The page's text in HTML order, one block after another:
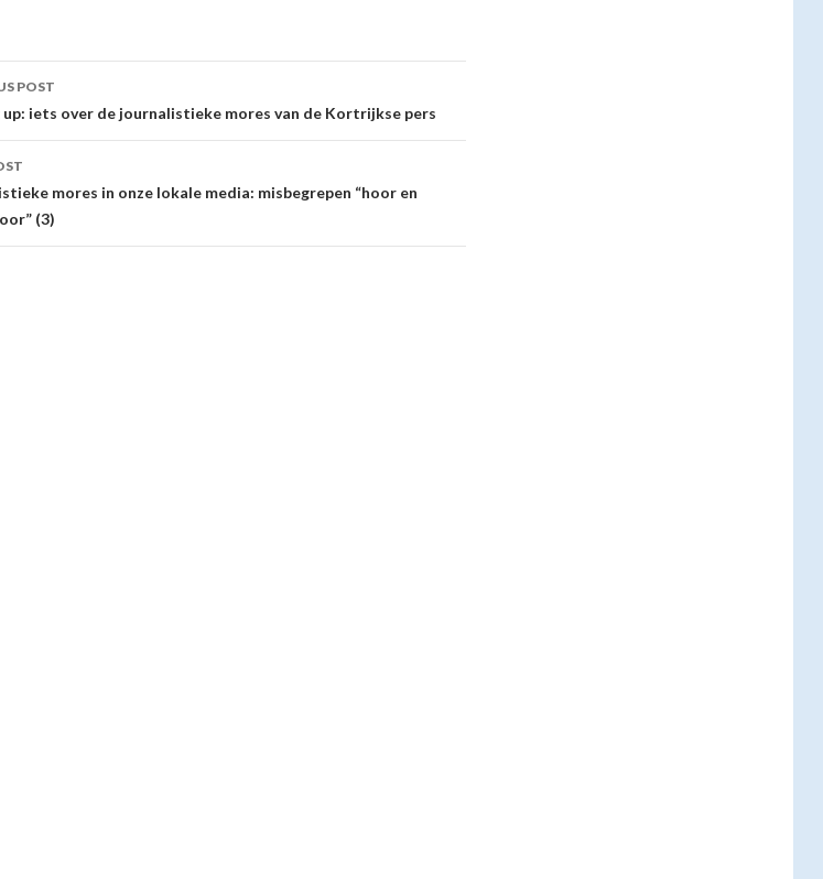
POST
up: iets over de journalistieke mores van de Kortrijkse pers
mores in onze lokale media: misbegrepen “hoor en
(3)